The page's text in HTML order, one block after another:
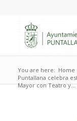
You are here: Home
Puntallana celebra
Mayor con Teatro y...